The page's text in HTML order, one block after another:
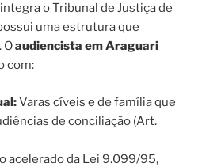
o Tribunal de Justiça de
uma estrutura que
Oaudiencista em Araguari
com:
Varas cíveis e de família que
de conciliação (Art.
acelerado da Lei 9.099/95,